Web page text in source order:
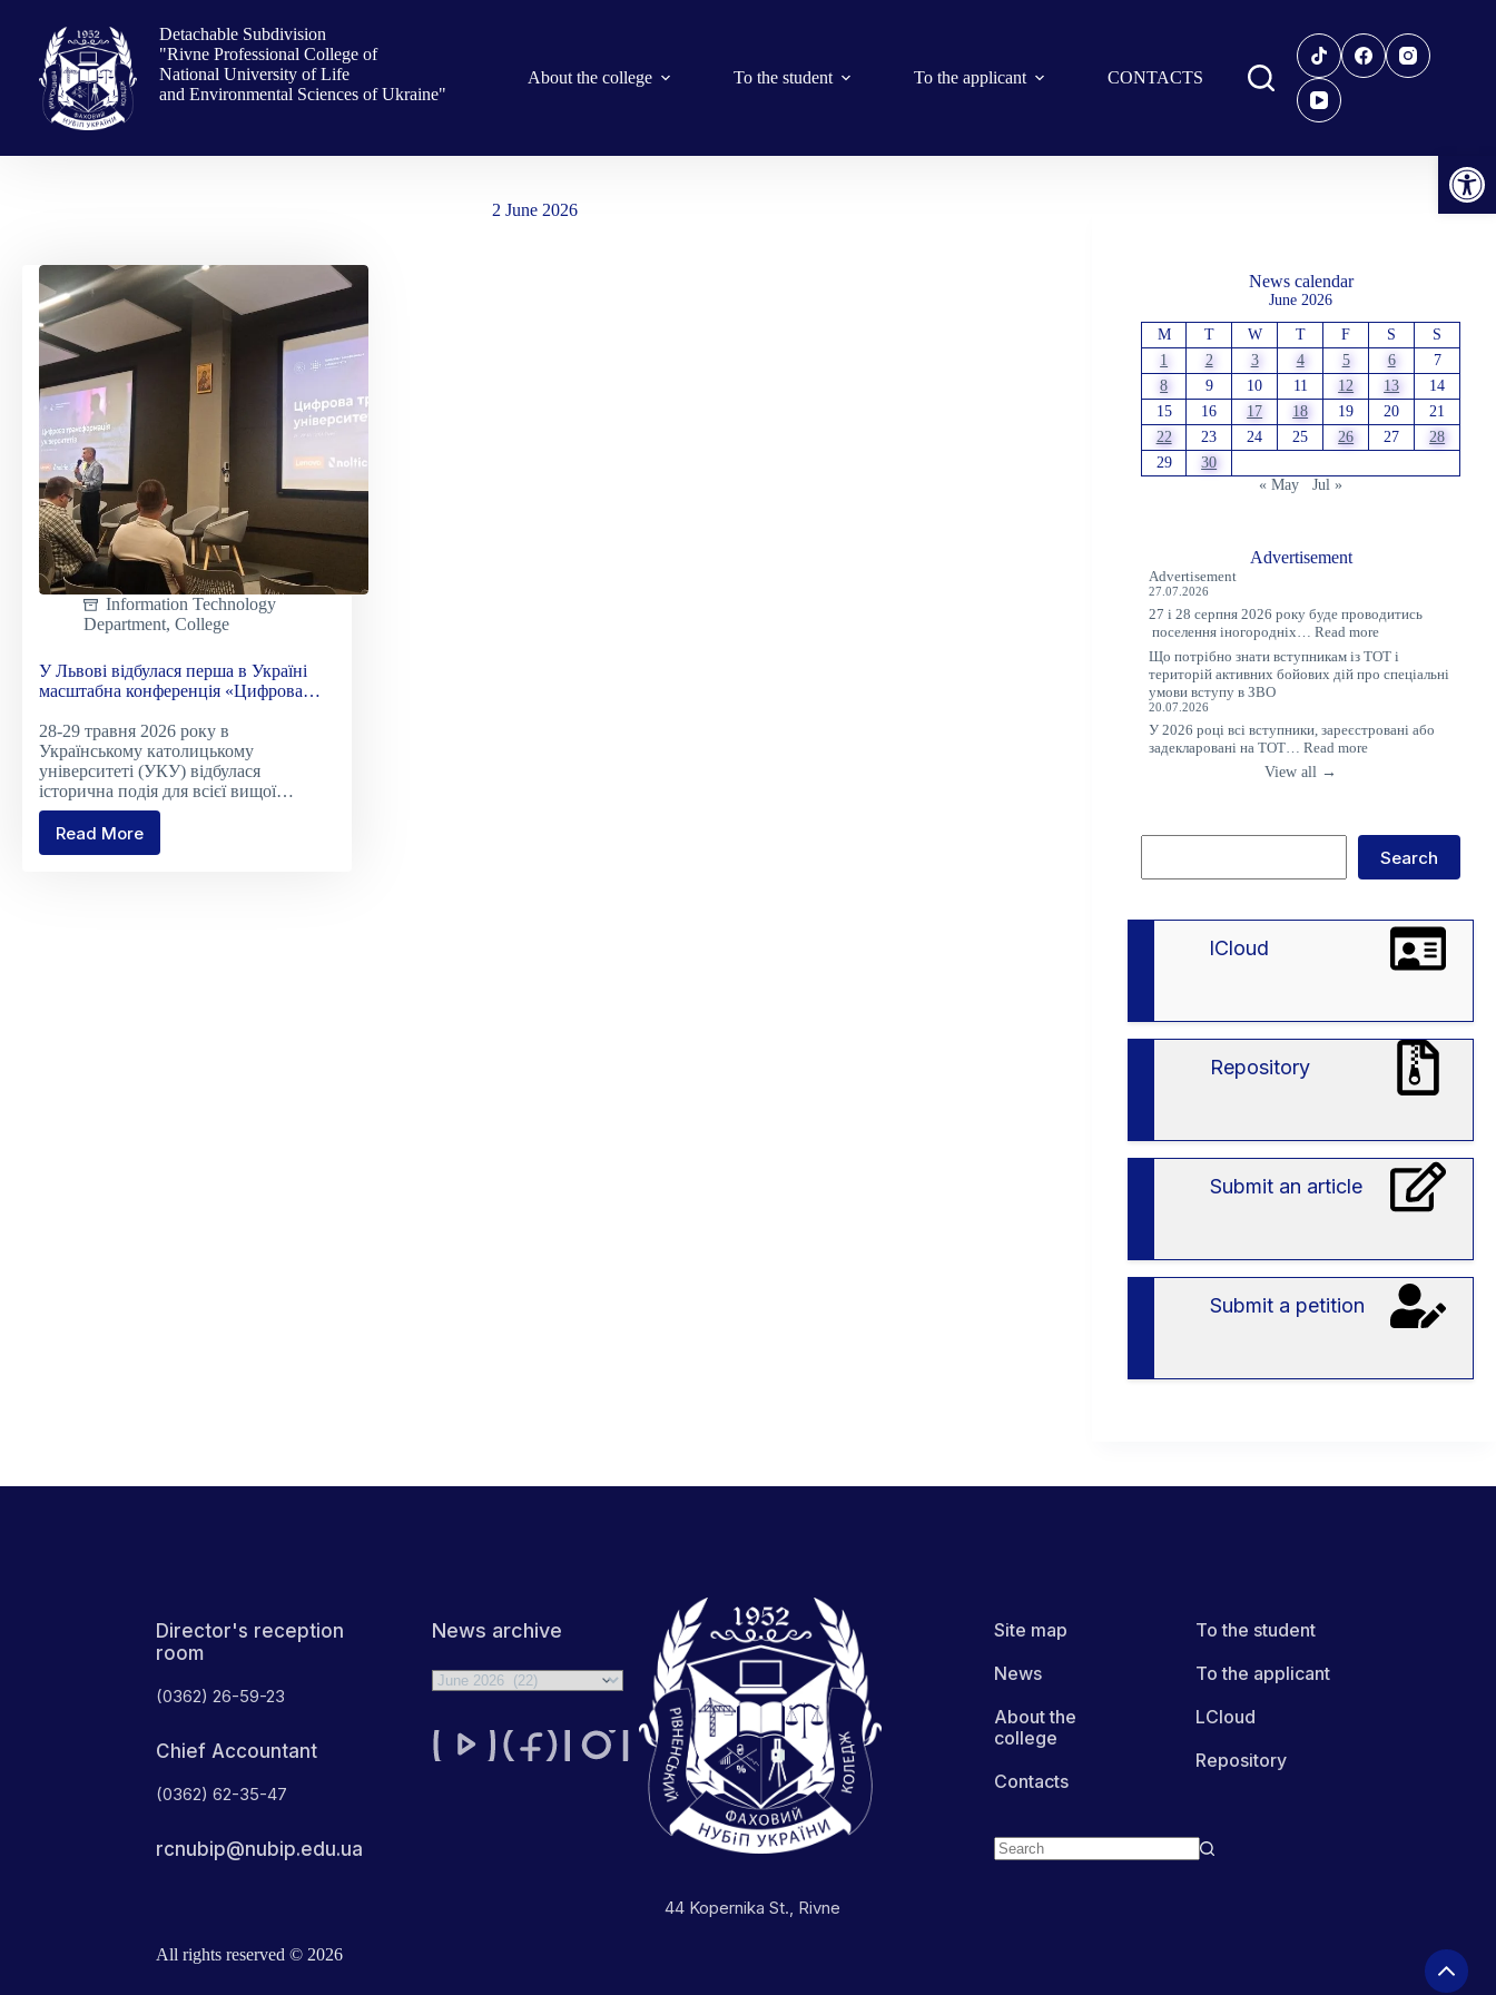
Open toolbar
content
Detachable Subdivision
"Rivne Professional College of
National University of Life
and Environmental Sciences of Ukraine"
About the college To the student To the applicant CONTACTS
2 June 2026
Information Technology
Department, College
У Львові відбулася перша в Україні
масштабна конференція «Цифрова
28-29 травня 2026 року в
Українському католицькому
університеті (УКУ) відбулася
історична подія для всієї вищої…
Read More
У
News calendar
June 2026
M T W T F S
S
1
2 3 4 5 6
7
8
9 10 11 12 13
14
15
16 17 18 19 20
21
22
23 24 25 26 27
28
29
30
« May
Jul »
Advertisement
Advertisement
27.07.2026
27 і 28 серпня 2026 року буде проводитись
поселення іногородніх…Read more:
Оголошення
Що потрібно знати вступникам із ТОТ і
територій активних бойових дій про спеціальні
умови вступу в ЗВО
20.07.2026
У 2026 році всі вступники, зареєстровані або
задекларовані на ТОТ…Read more:
із
ТОТ
бойових
View all →
Search
lCloud
Repository
Submit an article
Submit a petition
Director's reception
room
(0362) 26-59-23
Chief Accountant
(0362) 62-35-47
rcnubip@nubip.edu.ua
News archive
Archives
44 Kopernika St., Rivne
Site map
News
About the
college
Contacts
To the student
To the applicant
LCloud
Repository
All rights reserved © 2026